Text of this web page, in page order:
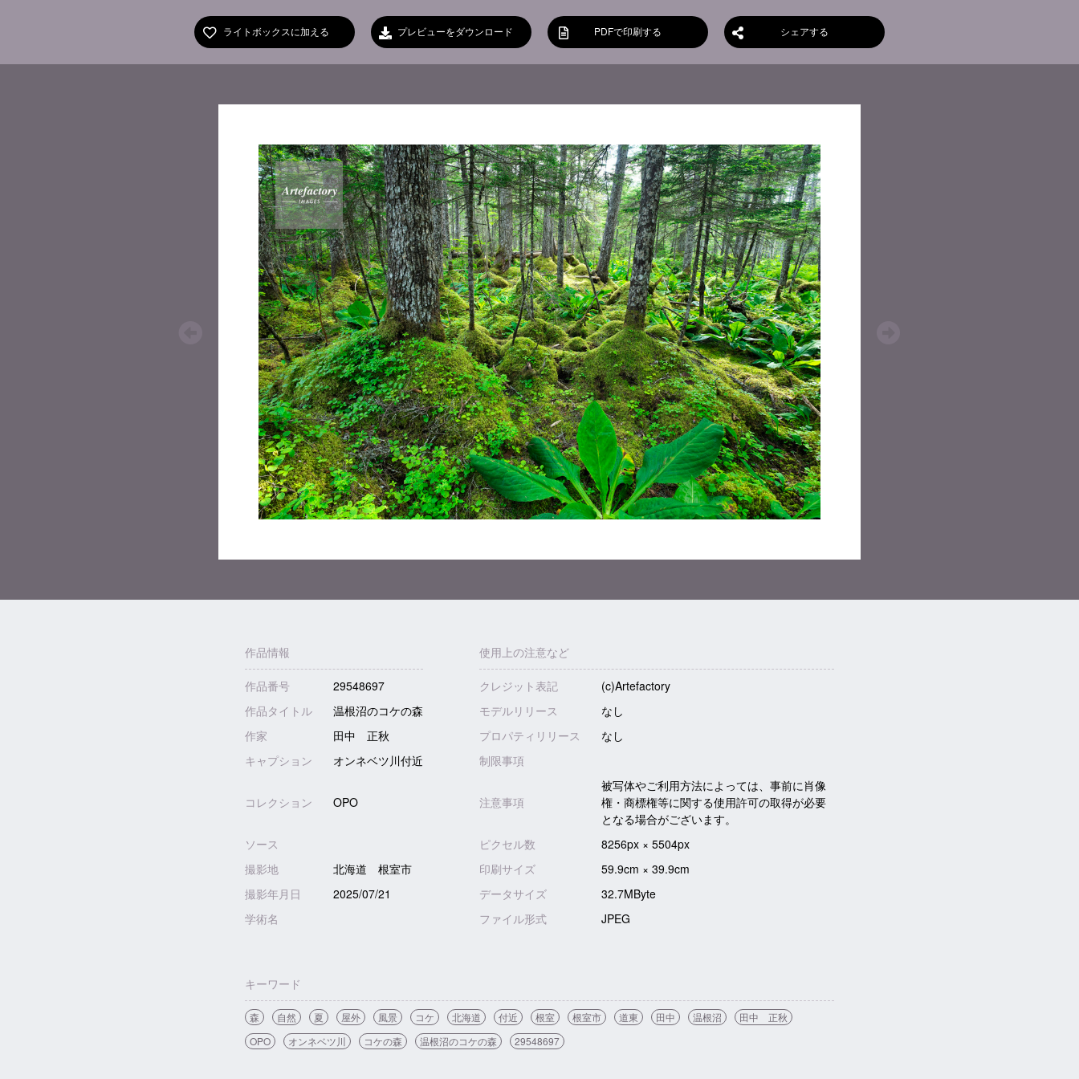
ライトボックスに加える プレビューをダウンロード PDFで印刷する シェアする
作品情報 使用上の注意など
作品番号 29548697 クレジット表記
(c)Artefactory
作品タイトル
温根沼のコケの森 モデルリリース
なし
作家
田中 正秋 プロパティリリース
なし
キャプション
オンネベツ川付近 制限事項
コレクション OPO 注意事項
被写体やご利用方法によっては、事前に肖像
権・商標権等に関する使用許可の取得が必要
となる場合がございます。
ソース
ピクセル数
8256px × 5504px
撮影地
北海道 根室市 印刷サイズ
59.9cm × 39.9cm
撮影年月日
2025/07/21 データサイズ
32.7MByte
学術名
ファイル形式 JPEG
キーワード
森 自然 夏 屋外 風景 コケ 北海道 付近 根室 根室市 道東 田中 温根沼
田中 正秋
OPO
オンネベツ川 コケの森 温根沼のコケの森 29548697